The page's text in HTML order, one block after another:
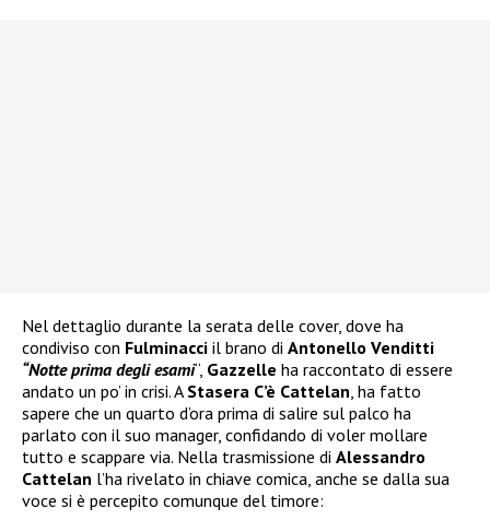
Nel dettaglio durante la serata delle cover, dove ha
condiviso con Fulminacci il brano di Antonello Venditti
“Notte prima degli esami“, Gazzelle ha raccontato di essere
andato un po’ in crisi. A Stasera C’è Cattelan, ha fatto
sapere che un quarto d’ora prima di salire sul palco ha
parlato con il suo manager, confidando di voler mollare
tutto e scappare via. Nella trasmissione di Alessandro
Cattelan l’ha rivelato in chiave comica, anche se dalla sua
voce si è percepito comunque del timore: